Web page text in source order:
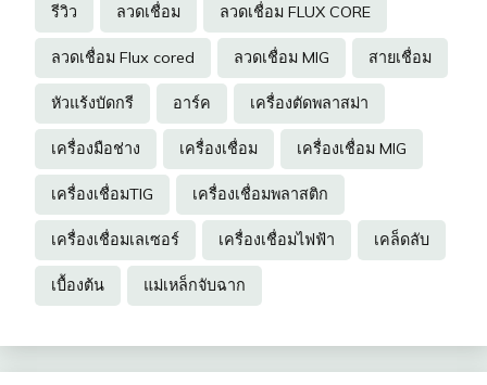
รีวิว ลวดเชื่อม ลวดเชื่อม FLUX CORE
ลวดเชื่อม Flux cored ลวดเชื่อม MIG สายเชื่อม
หัวแร้งบัดกรี อาร์ค เครื่องตัดพลาสม่า
เครื่องมือช่าง เครื่องเชื่อม เครื่องเชื่อม MIG
เครื่องเชื่อมTIG เครื่องเชื่อมพลาสติก
เครื่องเชื่อมเลเซอร์ เครื่องเชื่อมไฟฟ้า เคล็ดลับ
เบื้องต้น แม่เหล็กจับฉาก